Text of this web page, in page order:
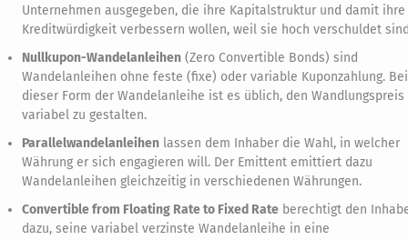
Unternehmen ausgegeben, die ihre Kapitalstruktur und damit ihre
Kreditwürdigkeit verbessern wollen, weil sie hoch verschuldet
Nullkupon-Wandelanleihen (Zero Convertible Bonds) sind
Wandelanleihen ohne feste (fixe) oder variable Kuponzahlung. Bei
dieser Form der Wandelanleihe ist es üblich, den Wandlungspreis
variabel zu gestalten.
Parallelwandelanleihen lassen dem Inhaber die Wahl, in welcher
Währung er sich engagieren will. Der Emittent emittiert dazu
Wandelanleihen gleichzeitig in verschiedenen Währungen.
Convertible from Floating Rate to Fixed Rate berechtigt den
dazu, seine variabel verzinste Wandelanleihe in eine